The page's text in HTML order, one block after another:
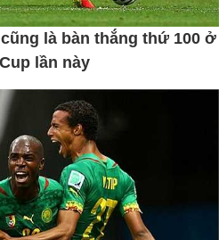
là bàn thắng thứ 100 ở
lần này